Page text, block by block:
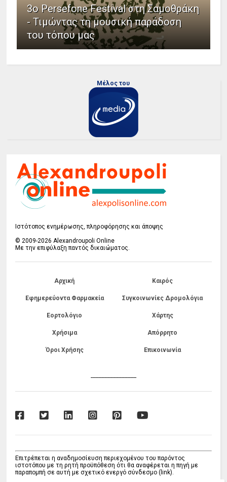
3ο Persefone Festival στη Σαμοθράκη
- Τιμώντας τη μουσική παράδοση
του τόπου μας
Μέλος του
Ιστότοπος ενημέρωσης, πληροφόρησης και άποψης
© 2009-2026 Alexandroupoli Online
Με την επιφύλαξη παντός δικαιώματος.
Αρχική Καιρός
Εφημερεύοντα Φαρμακεία Συγκοινωνίες Δρομολόγια
Εορτολόγιο Χάρτης
Χρήσιμα Απόρρητο
Όροι Χρήσης Επικοινωνία
------------------------------
Επιτρέπεται η αναδημοσίευση περιεχομένου του παρόντος
ιστοτόπου με τη ρητή προϋπόθεση ότι θα αναφέρεται η πηγή με
παραπομπή σε αυτή με σχετικό ενεργό σύνδεσμο (link).